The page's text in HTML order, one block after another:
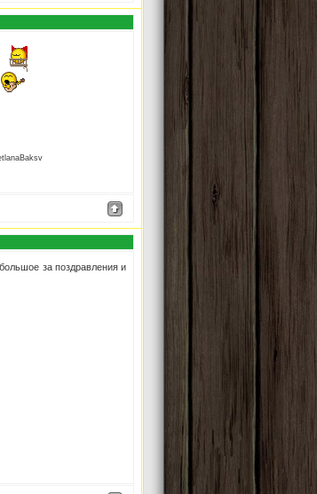
за поздравления и